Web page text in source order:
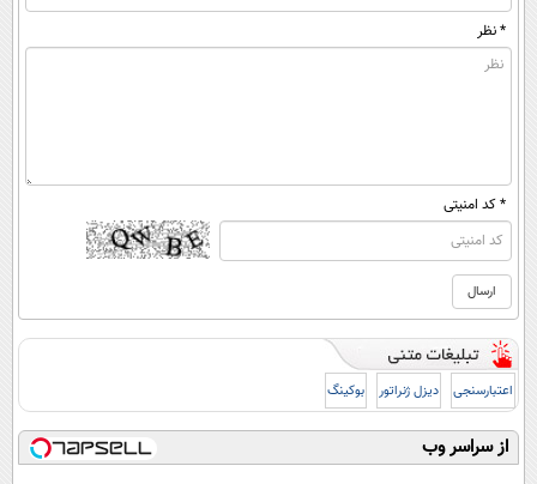
* نظر
* کد امنیتی
اعتبارسنجی دیزل ژنراتور بوکینگ
از سراسر وب